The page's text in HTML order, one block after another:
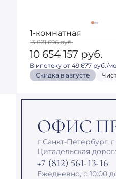
1-комнатная
13 821 696руб.
10 654 157 руб.
В ипотеку от 49 677 руб./
Скидка в августе
ОФИС
г Санкт-Петербург,
Цитадельская
+7 (812) 561-13-16
Ежедневно, с 10:00